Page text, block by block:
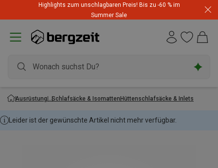
Highlights zum unschlagbaren Preis! Bis zu -60 % im
Summer Sale
Ausrüstung Schlafsäcke & IsomattenHüttenschlafsäcke & Inlets
Leider ist der gewünschte Artikel nicht mehr verfügbar.